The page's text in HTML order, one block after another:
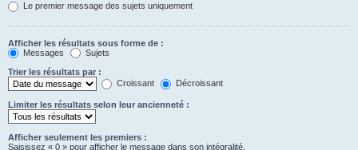
Le premier message des sujets uniquement
Afficher les résultats sous forme de :
Messages
Sujets
Trier les résultats par :
Croissant
Décroissant
Limiter les résultats selon leur ancienneté :
Afficher seulement les premiers :
Saisissez « 0 » pour afficher le message dans son intégralité.